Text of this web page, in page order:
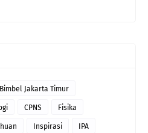
Bimbel Jakarta Timur
CPNS Fisika
Inspirasi IPA